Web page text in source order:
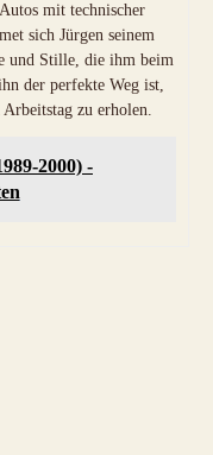
mit technischer
sich Jürgen seinem
und Stille, die ihm beim
der perfekte Weg ist,
Arbeitstag zu erholen.
2000) -